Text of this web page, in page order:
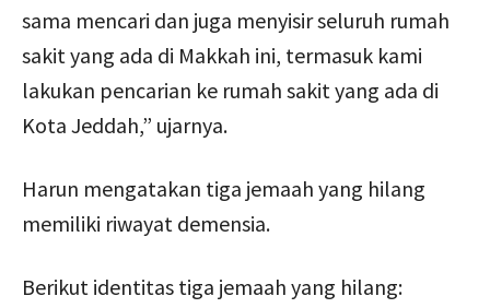
sama mencari dan juga menyisir seluruh rumah
sakit yang ada di Makkah ini, termasuk kami
lakukan pencarian ke rumah sakit yang ada di
Kota Jeddah,” ujarnya.
Harun mengatakan tiga jemaah yang hilang
memiliki riwayat demensia.
Berikut identitas tiga jemaah yang hilang: